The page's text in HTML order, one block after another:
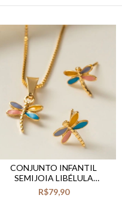
CONJUNTO INFANTIL
SEMIJOIA LIBÉLULA
COLORIDA
R$79,90